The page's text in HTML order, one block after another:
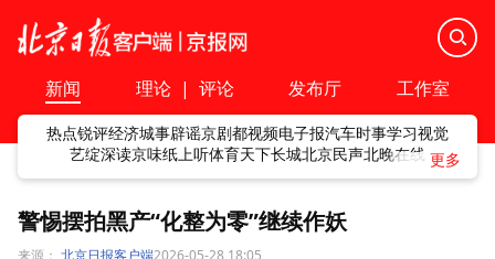
新闻 理论 | 评论 发布厅 工作室
热点锐评经济城事辟谣京剧都视频电子报汽车时事学习视觉
艺绽深读京味纸上听体育天下长城北京民声北晚在线
警惕摆拍黑产“化整为零”继续作妖
来源： 北京日报客户端2026-05-28 18:05